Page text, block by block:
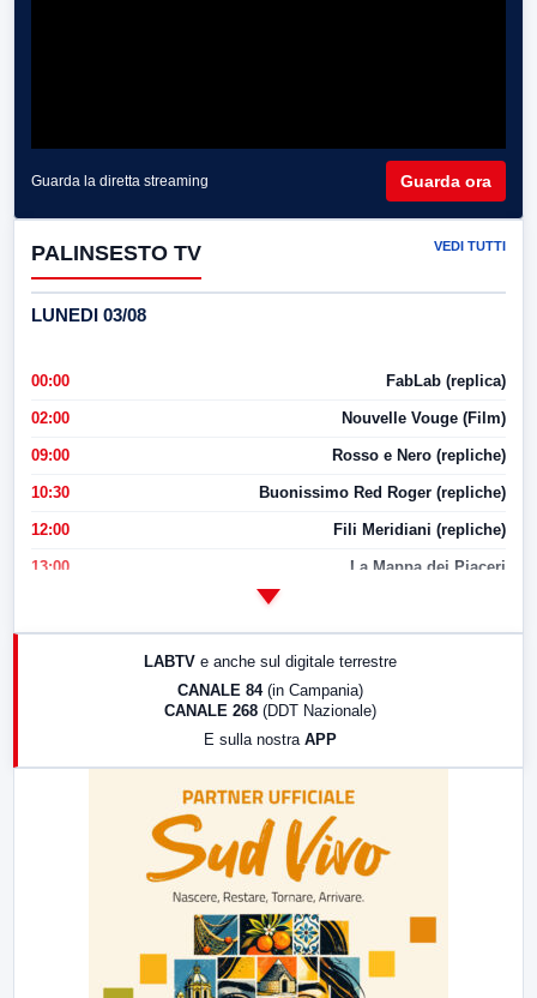
Guarda la diretta streaming Guarda ora
PALINSESTO TV VEDI TUTTI
LUNEDI 03/08
00:00 FabLab (replica)
02:00 Nouvelle Vouge (Film)
09:00 Rosso e Nero (repliche)
10:30 Buonissimo Red Roger (repliche)
12:00 Fili Meridiani (repliche)
13:00 La Mappa dei Piaceri
17:00 LabNews (replica)
LABTV e anche sul digitale terrestre
CANALE 84 (in Campania)
CANALE 268 (DDT Nazionale)
E sulla nostra APP